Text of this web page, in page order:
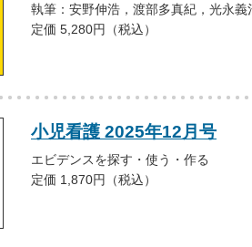
執筆：安野伸浩，渡部多真紀，光永
定価 5,280円（税込）
小児看護 2025年12月号
エビデンスを探す・使う・作る
定価 1,870円（税込）